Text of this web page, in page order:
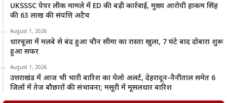
UKSSSC पेपर लीक मामले में ED की बड़ी कार्रवाई, मुख्य आरोपी हाकम सिंह
की 63 लाख की संपत्ति अटैच
August 1, 2026
धारचूला में मलबे से बंद हुआ चीन सीमा का रास्ता खुला, 7 घंटे बाद दोबारा शुरू
हुआ सफर
August 1, 2026
उत्तराखंड में आज भी भारी बारिश का येलो अलर्ट, देहरादून-नैनीताल समेत 6
जिलों में तेज बौछारों की संभावना; मसूरी में मूसलधार बारिश